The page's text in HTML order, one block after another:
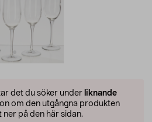
det du söker under liknande
om den utgångna produkten
ner på den här sidan.